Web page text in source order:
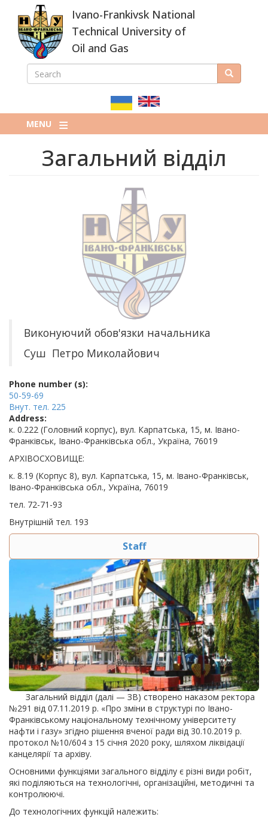
main
content
Ivano-Frankivsk National
Technical University of
Oil and Gas
ПОШУКОВА
SEARCH Search
MENU
Загальний відділ
Виконуючий обов'язки начальника
Суш Петро Миколайович
Phone number (s):
50-59-69
Внут. тел. 225
Address:
к. 0.222 (Головний корпус), вул. Карпатська, 15, м. Івано-
Франківськ, Івано-Франківська обл., Україна, 76019
АРХІВОСХОВИЩЕ:
к. 8.19 (Корпус 8), вул. Карпатська, 15, м. Івано-Франківськ,
Івано-Франківська обл., Україна, 76019
тел. 72-71-93
Внутрішній тел. 193
Staff
Загальний відділ (далі — ЗВ) створено наказом ректора
№291 від 07.11.2019 р. «Про зміни в структурі по Івано-
Франківському національному технічному університету
нафти і газу» згідно рішення вченої ради від 30.10.2019 р.
протокол №10/604 з 15 січня 2020 року, шляхом ліквідації
канцелярії та архіву.
Основними функціями загального відділу є різні види робіт,
які поділяються на технологічні, організаційні, методичні та
контролюючі.
До технологічних функцій належить: